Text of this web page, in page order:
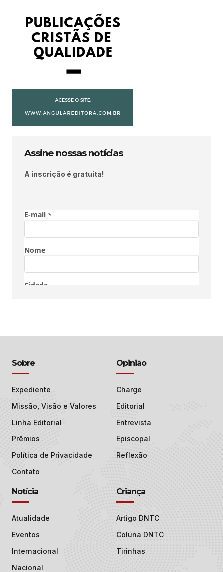
Assine nossas notícias
A inscrição é gratuita!
Sobre
Expediente
Missão, Visão e Valores
Linha Editorial
Prêmios
Política de Privacidade
Contato
Opinião
Charge
Editorial
Entrevista
Episcopal
Reflexão
Notícia
Atualidade
Eventos
Internacional
Nacional
Criança
Artigo DNTC
Coluna DNTC
Tirinhas